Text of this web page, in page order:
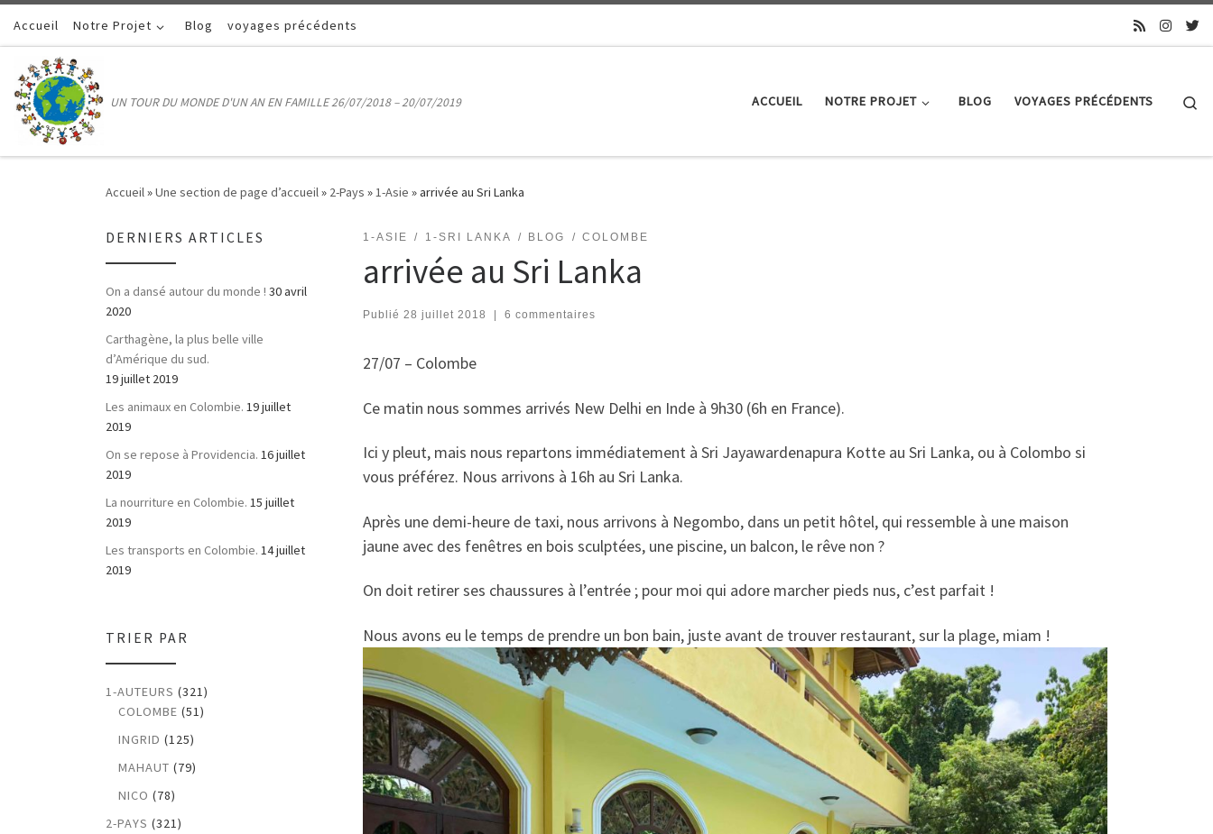
Passer au contenu
Accueil Notre Projet Blog voyages précédents
UN TOUR DU MONDE D'UN AN EN FAMILLE 26/07/2018 – 20/07/2019 ACCUEIL NOTRE PROJET BLOG VOYAGES PRÉCÉDENTS
Accueil»Une section de page d’accueil» 2-Pays »1-Asie »arrivée au Sri Lanka
1-ASIE 1-SRI LANKA BLOG COLOMBE
arrivée au Sri Lanka
Publié 28 juillet 2018 6 commentaires
27/07 – Colombe
Ce matin nous sommes arrivés New Delhi en Inde à 9h30 (6h en France).
Ici y pleut, mais nous repartons immédiatement à Sri Jayawardenapura Kotte au Sri Lanka, ou à Colombo si
vous préférez. Nous arrivons à 16h au Sri Lanka.
Après une demi-heure de taxi, nous arrivons à Negombo, dans un petit hôtel, qui ressemble à une maison
jaune avec des fenêtres en bois sculptées, une piscine, un balcon, le rêve non ?
On doit retirer ses chaussures à l’entrée ; pour moi qui adore marcher pieds nus, c’est parfait !
Nous avons eu le temps de prendre un bon bain, juste avant de trouver restaurant, sur la plage, miam !
DERNIERS ARTICLES
On a dansé autour du monde ! 30 avril
2020
Carthagène, la plus belle ville
d’Amérique du sud.
19 juillet 2019
Les animaux en Colombie. 19 juillet
2019
On se repose à Providencia. 16 juillet
2019
La nourriture en Colombie. 15 juillet
2019
Les transports en Colombie. 14 juillet
2019
TRIER PAR
1-AUTEURS (321)
COLOMBE (51)
INGRID (125)
MAHAUT (79)
NICO (78)
2-PAYS (321)